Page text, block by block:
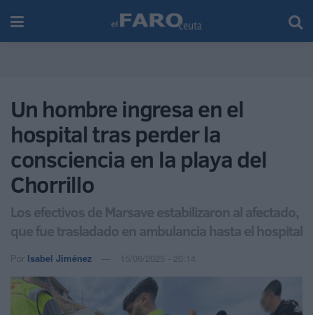
Un hombre ingresa en el
hospital tras perder la
consciencia en la playa del
Chorrillo
Los efectivos de Marsave estabilizaron al afectado,
que fue trasladado en ambulancia hasta el hospital
Por Isabel Jiménez 15/06/2025 - 20:14